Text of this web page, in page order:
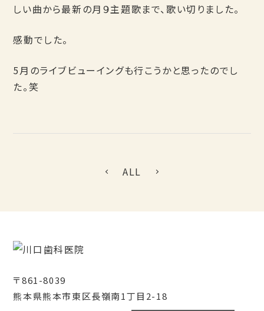
しい曲から最新の月９主題歌まで、歌い切りました。
感動でした。
5月のライブビューイングも行こうかと思ったのでし
た。笑
ALL
〒861-8039
熊本県熊本市東区長嶺南1丁目2-18